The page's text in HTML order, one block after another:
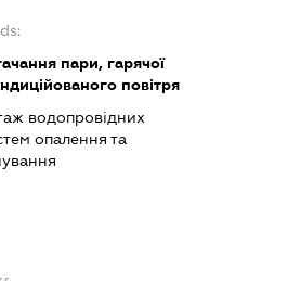
пари, гарячої
повітря
водопровідних
опалення та